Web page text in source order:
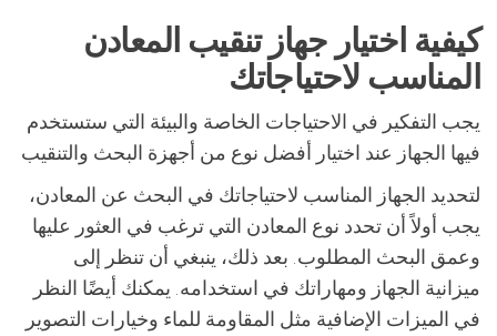
كيفية اختيار جهاز تنقيب المعادن
المناسب لاحتياجاتك
يجب التفكير في الاحتياجات الخاصة والبيئة التي ستستخدم
فيها الجهاز عند اختيار أفضل نوع من أجهزة البحث والتنقيب
لتحديد الجهاز المناسب لاحتياجاتك في البحث عن المعادن،
يجب أولاً أن تحدد نوع المعادن التي ترغب في العثور عليها
وعمق البحث المطلوب. بعد ذلك، ينبغي أن تنظر إلى
ميزانية الجهاز ومهاراتك في استخدامه. يمكنك أيضًا النظر
في الميزات الإضافية مثل المقاومة للماء وخيارات التصوير